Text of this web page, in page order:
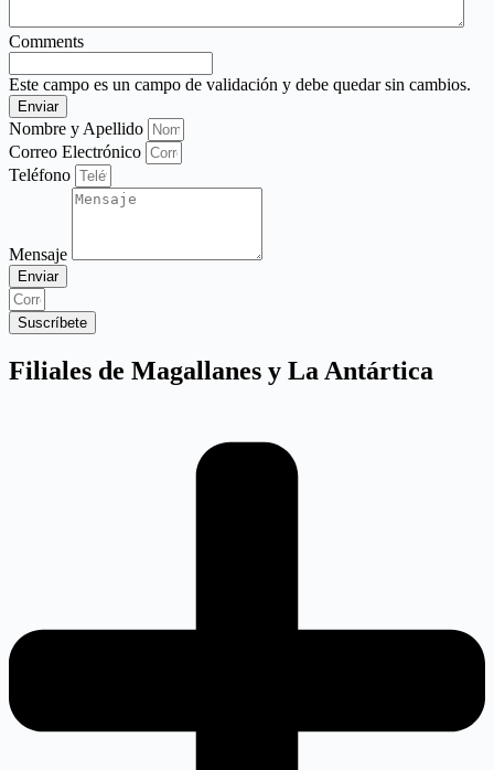
Comments
Este campo es un campo de validación y debe quedar sin cambios.
Nombre y Apellido
Correo Electrónico
Teléfono
Mensaje
Enviar
Suscríbete
Filiales de Magallanes y La Antártica